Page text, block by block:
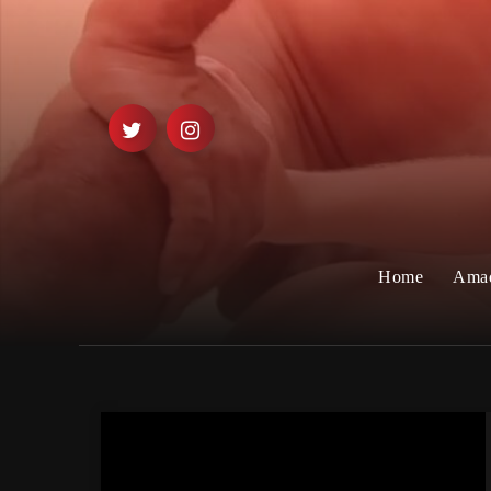
Home